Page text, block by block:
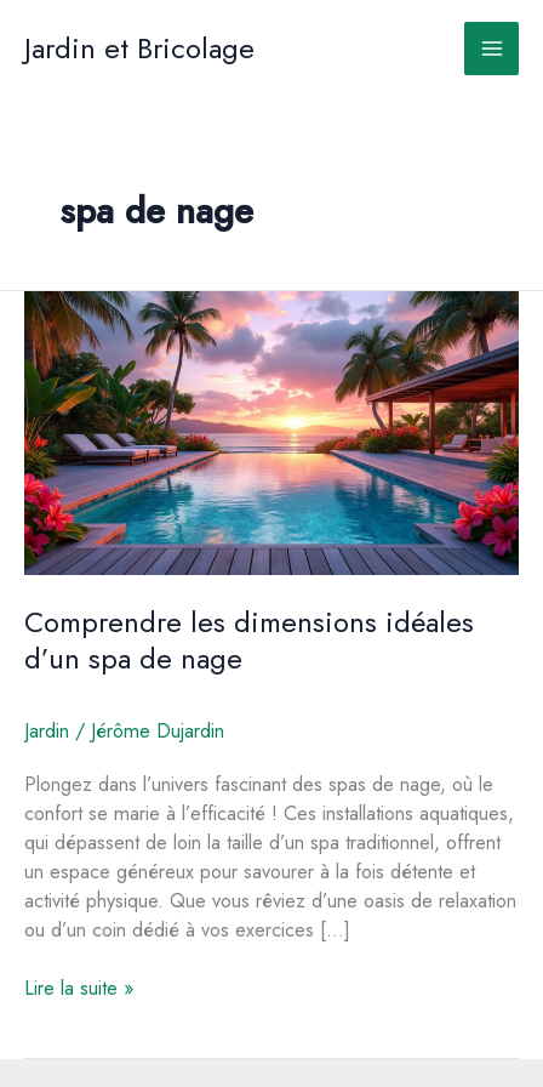
contenu
Jardin et Bricolage
spa de nage
Comprendre les dimensions idéales
d’un spa de nage
Jardin / Jérôme Dujardin
Plongez dans l’univers fascinant des spas de nage, où le
confort se marie à l’efficacité ! Ces installations aquatiques,
qui dépassent de loin la taille d’un spa traditionnel, offrent
un espace généreux pour savourer à la fois détente et
activité physique. Que vous rêviez d’une oasis de relaxation
ou d’un coin dédié à vos exercices […]
Comprendre
Lire la suite »